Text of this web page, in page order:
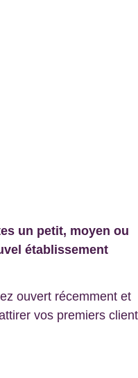
ouvert récemment et
vos premiers
un petit, moyen ou
établissement